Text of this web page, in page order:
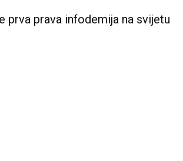
prva prava infodemija na svijetu